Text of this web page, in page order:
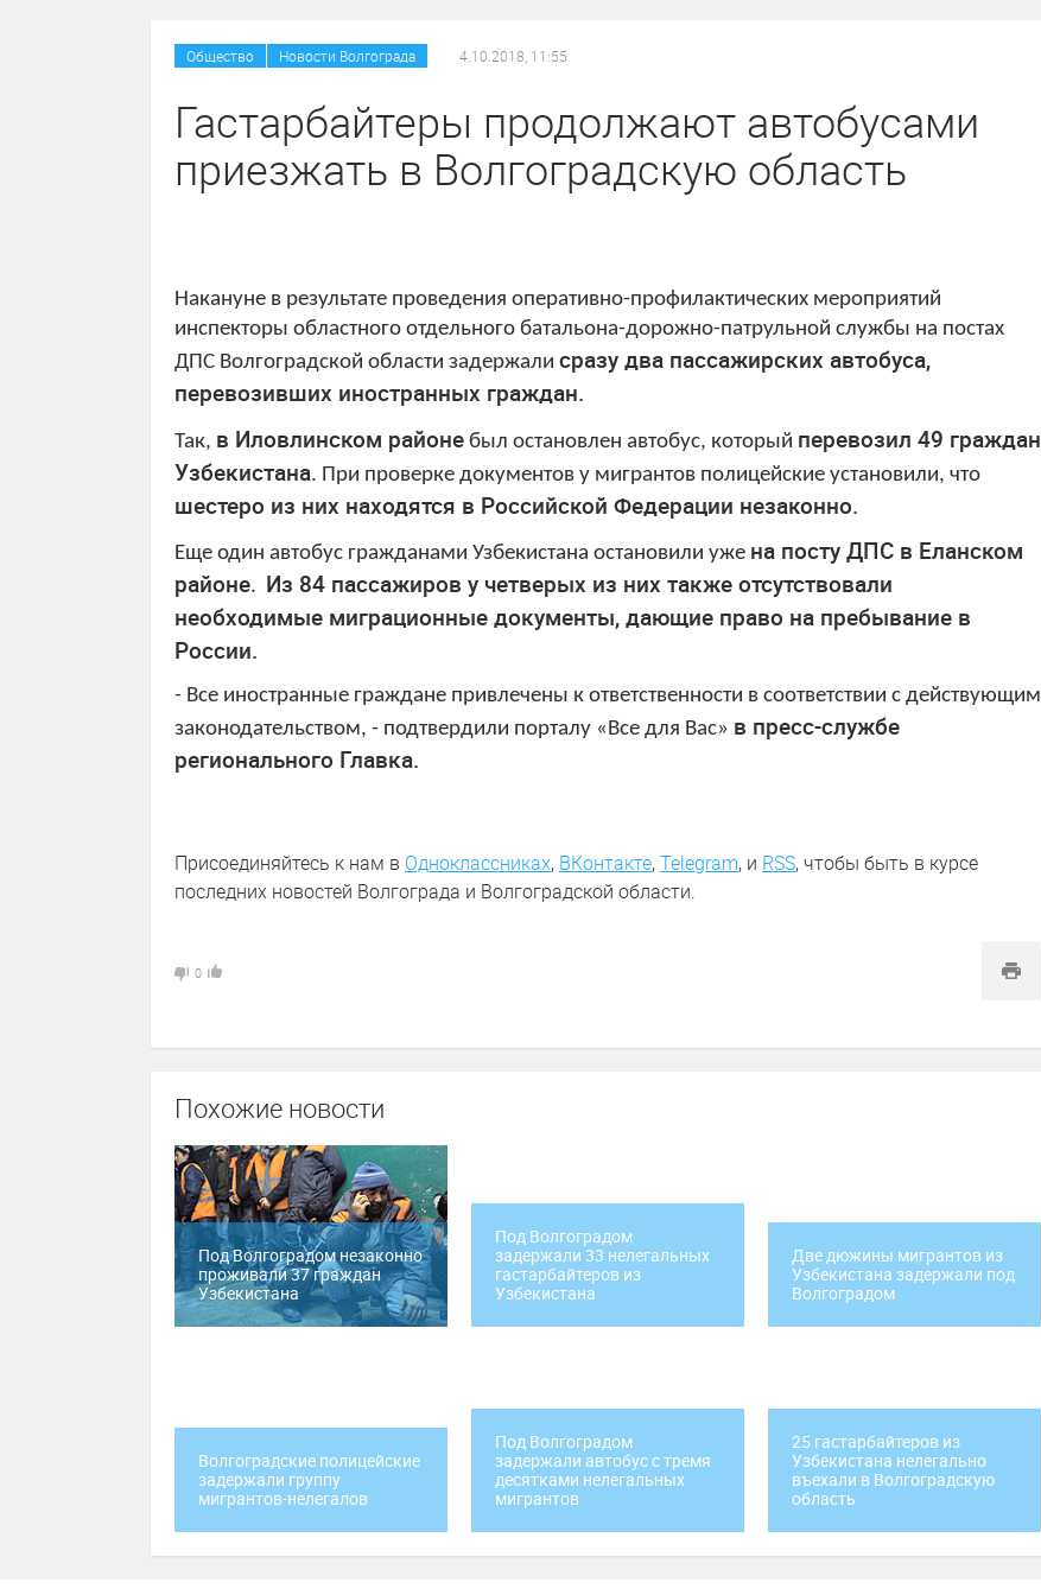
Общество Новости Волгограда 4.10.2018, 11:55
Гастарбайтеры продолжают автобусами
приезжать в Волгоградскую область
Накануне в результате проведения оперативно-профилактических мероприятий
инспекторы областного отдельного батальона-дорожно-патрульной службы на постах
ДПС Волгоградской области задержали сразу два пассажирских автобуса,
перевозивших иностранных граждан.
Так, в Иловлинском районе был остановлен автобус, который перевозил 49 граждан
Узбекистана. При проверке документов у мигрантов полицейские установили, что
шестеро из них находятся в Российской Федерации незаконно.
Еще один автобус гражданами Узбекистана остановили уже на посту ДПС в Еланском
районе. Из 84 пассажиров у четверых из них также отсутствовали
необходимые миграционные документы, дающие право на пребывание в
России.
- Все иностранные граждане привлечены к ответственности в соответствии с действующим
законодательством, - подтвердили порталу «Все для Вас» в пресс-службе
регионального Главка.
Присоединяйтесь к нам в Одноклассниках, ВКонтакте,Telegram, и RSS, чтобы быть в курсе
последних новостей Волгограда и Волгоградской области.
0
Похожие новости
Под Волгоградом незаконно
проживали 37 граждан
Узбекистана
Под Волгоградом
задержали 33 нелегальных
гастарбайтеров из
Узбекистана
Две дюжины мигрантов из
Узбекистана задержали под
Волгоградом
Волгоградские полицейские
задержали группу
мигрантов-нелегалов
Под Волгоградом
задержали автобус с тремя
десятками нелегальных
мигрантов
25 гастарбайтеров из
Узбекистана нелегально
въехали в Волгоградскую
область